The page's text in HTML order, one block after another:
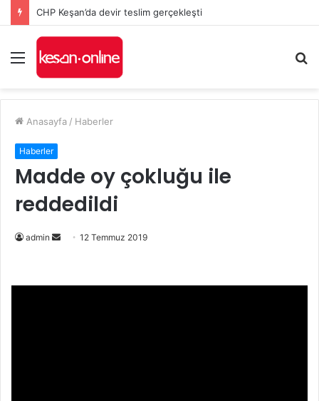
CHP Keşan’da devir teslim gerçekleşti
Menü
...
Anasayfa / Haberler
Haberler
Madde oy çokluğu ile
reddedildi
admin
Bir
göndermek
12 Temmuz 2019